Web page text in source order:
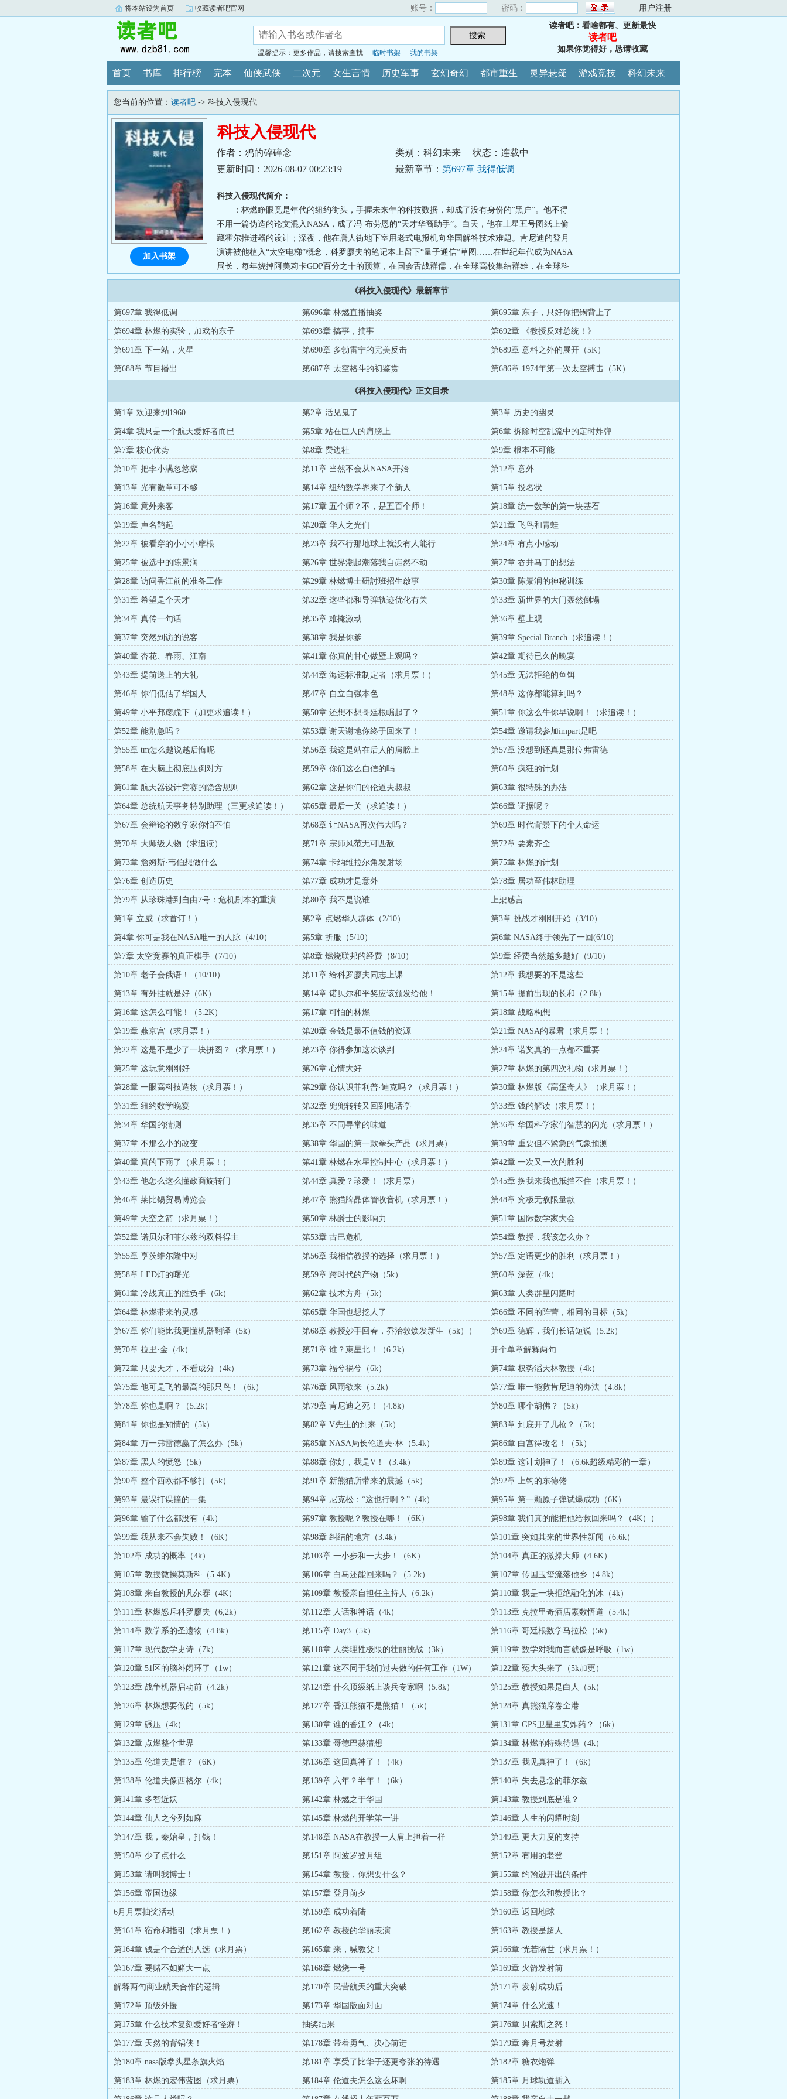
将本站设为首页 收藏读者吧官网 账号： 密码： 用户注册
温馨提示：更多作品，请搜索查找 临时书架 我的书架
读者吧：看啥都有、更新最快
读者吧
如果你觉得好，恳请收藏
首页 书库 排行榜 完本 仙侠武侠 二次元 女生言情 历史军事 玄幻奇幻 都市重生 灵异悬疑 游戏竞技 科幻未来
您当前的位置： 读者吧 -> 科技入侵现代
科技入侵现代
作者：鸦的碎碎念 类别：科幻未来
状态：连载中
更新时间：2026-08-07 00:23:19
最新章节： 第697章 我得低调
科技入侵现代简介：
：林燃睁眼竟是年代的纽约街头，手握未来年的科技数据，却成了没有身份的“黑户”。他不得
不用一篇伪造的论文混入NASA，成了冯·布劳恩的“天才华裔助手”。白天，他在土星五号图纸上偷
藏霍尔推进器的设计；深夜，他在唐人街地下室用老式电报机向华国解答技术难题。肯尼迪的登月
演讲被他植入“太空电梯”概念，科罗廖夫的笔记本上留下“量子通信”草图……在世纪年代成为NASA
局长，每年烧掉阿美莉卡GDP百分之十的预算，在国会舌战群儒，在全球高校集结群雄，在全球科
研合作挥斥方遒。：在阿美莉卡复刻阿波罗工程重返月球后身陷囹圄，在国会山面对技术盗窃的指
控脚带电子镣铐。历尽千辛万苦回到华国后打造托拉斯怪兽，在火星上建造基地，集结宇航员出发
木卫二，开启土卫五的大改造计划。这场跨越时空的豪赌中，他既是历史的幽灵，也是未来的火
种。林燃蓦然回首时发现自己早已将整个世界点燃。...
加入书架
《科技入侵现代》最新章节
第697章 我得低调 第696章 林燃直播抽奖 第695章 东子，只好你把锅背上了
第694章 林燃的实验，加戏的东子 第693章 搞事，搞事 第692章 《教授反对总统！》
第691章 下一站，火星 第690章 多勃雷宁的完美反击 第689章 意料之外的展开（5K）
第688章 节目播出 第687章 太空格斗的初鉴赏 第686章 1974年第一次太空搏击（5K）
《科技入侵现代》正文目录
第1章 欢迎来到1960 第2章 活见鬼了 第3章 历史的幽灵
第4章 我只是一个航天爱好者而已 第5章 站在巨人的肩膀上 第6章 拆除时空乱流中的定时炸弹
第7章 核心优势 第8章 费边社 第9章 根本不可能
第10章 把李小满忽悠瘸 第11章 当然不会从NASA开始 第12章 意外
第13章 光有徽章可不够 第14章 纽约数学界来了个新人 第15章 投名状
第16章 意外来客 第17章 五个师？不，是五百个师！ 第18章 统一数学的第一块基石
第19章 声名鹊起 第20章 华人之光们 第21章 飞鸟和青蛙
第22章 被看穿的小小小摩根 第23章 我不行那地球上就没有人能行 第24章 有点小感动
第25章 被选中的陈景润 第26章 世界潮起潮落我自岿然不动 第27章 吞并马丁的想法
第28章 访问香江前的准备工作 第29章 林燃博士研討班招生啟事 第30章 陈景润的神秘训练
第31章 希望是个天才 第32章 这些都和导弹轨迹优化有关 第33章 新世界的大门轰然倒塌
第34章 真传一句话 第35章 难掩激动 第36章 壁上观
第37章 突然到访的说客 第38章 我是你爹 第39章 Special Branch（求追读！）
第40章 杏花、春雨、江南 第41章 你真的甘心做壁上观吗？ 第42章 期待已久的晚宴
第43章 提前送上的大礼 第44章 海运标准制定者（求月票！） 第45章 无法拒绝的鱼饵
第46章 你们低估了华国人 第47章 自立自强本色 第48章 这你都能算到吗？
第49章 小平邦彦跪下（加更求追读！） 第50章 还想不想哥廷根崛起了？ 第51章 你这么牛你早说啊！（求追读！）
第52章 能别急吗？ 第53章 谢天谢地你终于回来了！ 第54章 邀请我参加impart是吧
第55章 tm怎么越说越后悔呢 第56章 我这是站在后人的肩膀上 第57章 没想到还真是那位弗雷德
第58章 在大脑上彻底压倒对方 第59章 你们这么自信的吗 第60章 疯狂的计划
第61章 航天器设计竞赛的隐含规则 第62章 这是你们的伦道夫叔叔 第63章 很特殊的办法
第64章 总统航天事务特别助理（三更求追读！） 第65章 最后一关（求追读！） 第66章 证据呢？
第67章 会辩论的数学家你怕不怕 第68章 让NASA再次伟大吗？ 第69章 时代背景下的个人命运
第70章 大师级人物（求追读） 第71章 宗师风范无可匹敌 第72章 要素齐全
第73章 詹姆斯·韦伯想做什么 第74章 卡纳维拉尔角发射场 第75章 林燃的计划
第76章 创造历史 第77章 成功才是意外 第78章 居功至伟林助理
第79章 从珍珠港到自由7号：危机剧本的重演 第80章 我不是说谁 上架感言
第1章 立威（求首订！） 第2章 点燃华人群体（2/10） 第3章 挑战才刚刚开始（3/10）
第4章 你可是我在NASA唯一的人脉（4/10） 第5章 折服（5/10） 第6章 NASA终于领先了一回(6/10)
第7章 太空竞赛的真正棋手（7/10） 第8章 燃烧联邦的经费（8/10） 第9章 经费当然越多越好（9/10）
第10章 老子会俄语！（10/10） 第11章 给科罗廖夫同志上课 第12章 我想要的不是这些
第13章 有外挂就是好（6K） 第14章 诺贝尔和平奖应该颁发给他！ 第15章 提前出现的长和（2.8k）
第16章 这怎么可能！（5.2K） 第17章 可怕的林燃 第18章 战略构想
第19章 燕京宫（求月票！） 第20章 金钱是最不值钱的资源 第21章 NASA的暴君（求月票！）
第22章 这是不是少了一块拼图？（求月票！） 第23章 你得参加这次谈判 第24章 诺奖真的一点都不重要
第25章 这玩意刚刚好 第26章 心情大好 第27章 林燃的第四次礼物（求月票！）
第28章 一眼高科技造物（求月票！） 第29章 你认识菲利普·迪克吗？（求月票！） 第30章 林燃版《高堡奇人》（求月票！）
第31章 纽约数学晚宴 第32章 兜兜转转又回到电话亭 第33章 钱的解读（求月票！）
第34章 华国的猜测 第35章 不同寻常的味道 第36章 华国科学家们智慧的闪光（求月票！）
第37章 不那么小的改变 第38章 华国的第一款拳头产品（求月票） 第39章 重要但不紧急的气象预测
第40章 真的下雨了（求月票！） 第41章 林燃在水星控制中心（求月票！） 第42章 一次又一次的胜利
第43章 他怎么这么懂政商旋转门 第44章 真爱？珍爱！（求月票） 第45章 换我来我也抵挡不住（求月票！）
第46章 莱比锡贸易博览会 第47章 熊猫牌晶体管收音机（求月票！） 第48章 究极无敌限量款
第49章 天空之箭（求月票！） 第50章 林爵士的影响力 第51章 国际数学家大会
第52章 诺贝尔和菲尔兹的双料得主 第53章 古巴危机 第54章 教授，我该怎么办？
第55章 亨茨维尔隆中对 第56章 我相信教授的选择（求月票！） 第57章 定语更少的胜利（求月票！）
第58章 LED灯的曙光 第59章 跨时代的产物（5k） 第60章 深蓝（4k）
第61章 冷战真正的胜负手（6k） 第62章 技术方舟（5k） 第63章 人类群星闪耀时
第64章 林燃带来的灵感 第65章 华国也想挖人了 第66章 不同的阵营，相同的目标（5k）
第67章 你们能比我更懂机器翻译（5k） 第68章 教授妙手回春，乔治敦焕发新生（5k）） 第69章 德辉，我们长话短说（5.2k）
第70章 拉里·金（4k） 第71章 谁？束星北！（6.2k） 开个单章解释两句
第72章 只要天才，不看成分（4k） 第73章 福兮祸兮（6k） 第74章 权势滔天林教授（4k）
第75章 他可是飞的最高的那只鸟！（6k） 第76章 风雨欲来（5.2k） 第77章 唯一能救肯尼迪的办法（4.8k）
第78章 你也是啊？（5.2k） 第79章 肯尼迪之死！（4.8k） 第80章 哪个胡佛？（5k）
第81章 你也是知情的（5k） 第82章 V先生的到来（5k） 第83章 到底开了几枪？（5k）
第84章 万一弗雷德赢了怎么办（5k） 第85章 NASA局长伦道夫·林（5.4k） 第86章 白宫得改名！（5k）
第87章 黑人的愤怒（5k） 第88章 你好，我是V！（3.4k） 第89章 这计划神了！（6.6k超级精彩的一章）
第90章 整个西欧都不够打（5k） 第91章 新熊猫所带来的震撼（5k） 第92章 上钩的东德佬
第93章 最误打误撞的一集 第94章 尼克松：“这也行啊？”（4k） 第95章 第一颗原子弹试爆成功（6K）
第96章 输了什么都没有（4k） 第97章 教授呢？教授在哪！（6K） 第98章 我们真的能把他给救回来吗？（4K））
第99章 我从来不会失败！（6K） 第98章 纠结的地方（3.4k） 第101章 突如其来的世界性新闻（6.6k）
第102章 成功的概率（4k） 第103章 一小步和一大步！（6K） 第104章 真正的微操大师（4.6K）
第105章 教授微操莫斯科（5.4K） 第106章 白马还能回来吗？（5.2k） 第107章 传国玉玺流落他乡（4.8k）
第108章 来自教授的凡尔赛（4K） 第109章 教授亲自担任主持人（6.2k） 第110章 我是一块拒绝融化的冰（4k）
第111章 林燃怒斥科罗廖夫（6,2k） 第112章 人话和神话（4k） 第113章 克拉里奇酒店素数悟道（5.4k）
第114章 数学系的圣遗物（4.8k） 第115章 Day3（5k） 第116章 哥廷根数学马拉松（5k）
第117章 现代数学史诗（7k） 第118章 人类理性极限的壮丽挑战（3k） 第119章 数学对我而言就像是呼吸（1w）
第120章 51区的脑补闭环了（1w） 第121章 这不同于我们过去做的任何工作（1W） 第122章 冤大头来了（5k加更）
第123章 战争机器启动前（4.2k） 第124章 什么顶级纸上谈兵专家啊（5.8k） 第125章 教授如果是白人（5k）
第126章 林燃想要做的（5k） 第127章 香江熊猫不是熊猫！（5k） 第128章 真熊猫席卷全港
第129章 碾压（4k） 第130章 谁的香江？（4k） 第131章 GPS卫星里安炸药？（6k）
第132章 点燃整个世界 第133章 哥德巴赫猜想 第134章 林燃的特殊待遇（4k）
第135章 伦道夫是谁？（6K） 第136章 这回真神了！（4k） 第137章 我见真神了！（6k）
第138章 伦道夫像西格尔（4k） 第139章 六年？半年！（6k） 第140章 失去悬念的菲尔兹
第141章 多智近妖 第142章 林燃之于华国 第143章 教授到底是谁？
第144章 仙人之兮列如麻 第145章 林燃的开学第一讲 第146章 人生的闪耀时刻
第147章 我，秦始皇，打钱！ 第148章 NASA在教授一人肩上担着一样 第149章 更大力度的支持
第150章 少了点什么 第151章 阿波罗登月组 第152章 有用的老登
第153章 请叫我博士！ 第154章 教授，你想要什么？ 第155章 约翰逊开出的条件
第156章 帝国边缘 第157章 登月前夕 第158章 你怎么和教授比？
6月月票抽奖活动 第159章 成功着陆 第160章 返回地球
第161章 宿命和指引（求月票！） 第162章 教授的华丽表演 第163章 教授是超人
第164章 钱是个合适的人选（求月票） 第165章 来，喊教父！ 第166章 恍若隔世（求月票！）
第167章 要赌不如赌大一点 第168章 燃烧一号 第169章 火箭发射前
解释两句商业航天合作的逻辑 第170章 民营航天的重大突破 第171章 发射成功后
第172章 顶级外援 第173章 华国版面对面 第174章 什么光速！
第175章 什么技术复刻爱好者怪癖！ 抽奖结果 第176章 贝索斯之怒！
第177章 天然的背锅侠！ 第178章 带着勇气、决心前进 第179章 奔月号发射
第180章 nasa版拳头星条旗火焰 第181章 享受了比华子还更夸张的待遇 第182章 糖衣炮弹
第183章 林燃的宏伟蓝图（求月票） 第184章 伦道夫怎么这么坏啊 第185章 月球轨道插入